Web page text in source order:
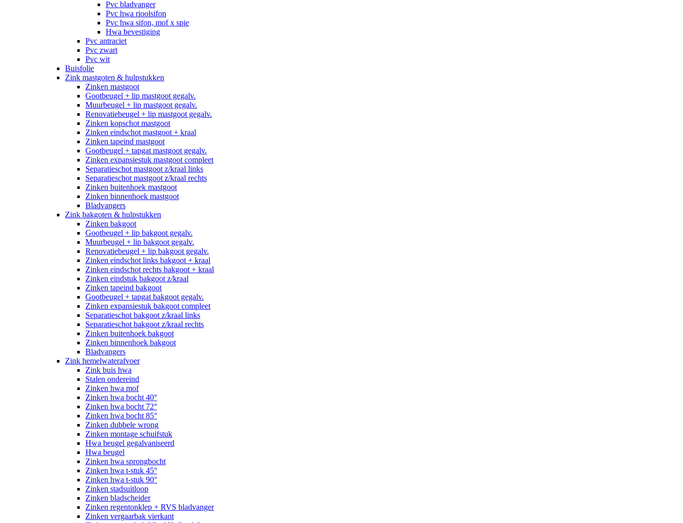
Pvc bladvanger
Pvc hwa rioolsifon
Pvc hwa sifon, mof x spie
Hwa bevestiging
Pvc antraciet
Pvc zwart
Pvc wit
Buisfolie
Zink mastgoten & hulpstukken
Zinken mastgoot
Gootbeugel + lip mastgoot gegalv.
Muurbeugel + lip mastgoot gegalv.
Renovatiebeugel + lip mastgoot gegalv.
Zinken kopschot mastgoot
Zinken eindschot mastgoot + kraal
Zinken tapeind mastgoot
Gootbeugel + tapgat mastgoot gegalv.
Zinken expansiestuk mastgoot compleet
Separatieschot mastgoot z/kraal links
Separatieschot mastgoot z/kraal rechts
Zinken buitenhoek mastgoot
Zinken binnenhoek mastgoot
Bladvangers
Zink bakgoten & hulpstukken
Zinken bakgoot
Gootbeugel + lip bakgoot gegalv.
Muurbeugel + lip bakgoot gegalv.
Renovatiebeugel + lip bakgoot gegalv.
Zinken eindschot links bakgoot + kraal
Zinken eindschot rechts bakgoot + kraal
Zinken eindstuk bakgoot z/kraal
Zinken tapeind bakgoot
Gootbeugel + tapgat bakgoot gegalv.
Zinken expansiestuk bakgoot compleet
Separatieschot bakgoot z/kraal links
Separatieschot bakgoot z/kraal rechts
Zinken buitenhoek bakgoot
Zinken binnenhoek bakgoot
Bladvangers
Zink hemelwaterafvoer
Zink buis hwa
Stalen ondereind
Zinken hwa mof
Zinken hwa bocht 40°
Zinken hwa bocht 72°
Zinken hwa bocht 85°
Zinken dubbele wrong
Zinken montage schuifstuk
Hwa beugel gegalvaniseerd
Hwa beugel
Zinken hwa sprongbocht
Zinken hwa t-stuk 45°
Zinken hwa t-stuk 90°
Zinken stadsuitloop
Zinken bladscheider
Zinken regentonklep + RVS bladvanger
Zinken vergaarbak vierkant